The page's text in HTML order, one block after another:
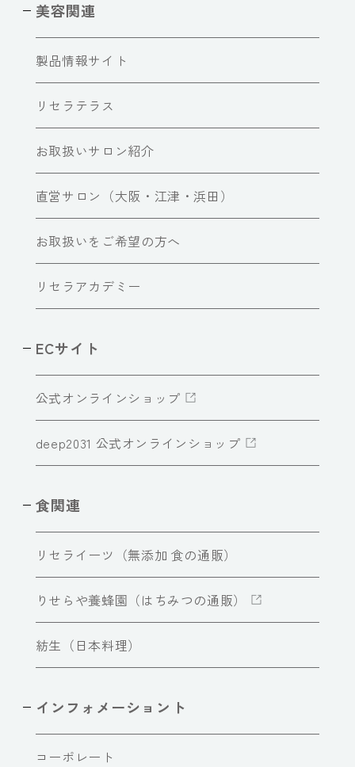
美容関連
製品情報サイト
リセラテラス
お取扱いサロン紹介
直営サロン（大阪・江津・浜田）
お取扱いをご希望の方へ
リセラアカデミー
ECサイト
公式オンラインショップ
deep2031 公式オンラインショップ
食関連
リセライーツ（無添加 食の通販）
りせらや養蜂園（はちみつの通販）
紡生（日本料理）
インフォメーショント
コーポレート